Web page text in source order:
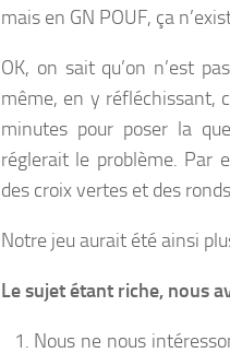
mais en GN POUF, ça
OK, on sait qu’on n’est
même, en y réfléchissant,
minutes pour poser la
réglerait le problème. Par
des croix vertes et des
Notre jeu aurait été ainsi
Le sujet étant riche, nous
Nous ne nous